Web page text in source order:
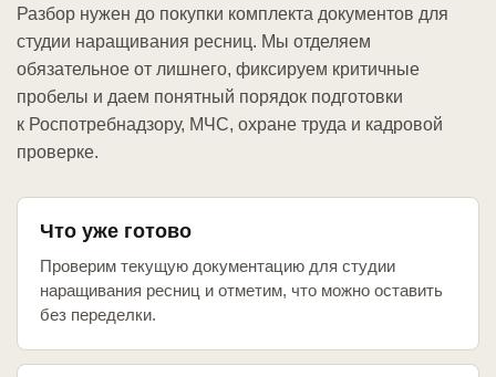
Разбор нужен до покупки комплекта документов для
студии наращивания ресниц. Мы отделяем
обязательное от лишнего, фиксируем критичные
пробелы и даем понятный порядок подготовки
к Роспотребнадзору, МЧС, охране труда и кадровой
проверке.
Что уже готово
Проверим текущую документацию для студии
наращивания ресниц и отметим, что можно оставить
без переделки.